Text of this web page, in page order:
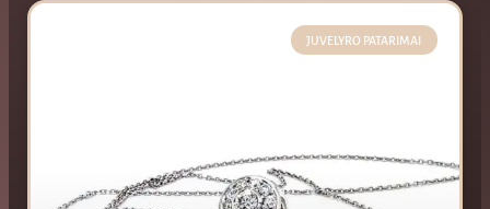
JUVELYRO PATARIMAI